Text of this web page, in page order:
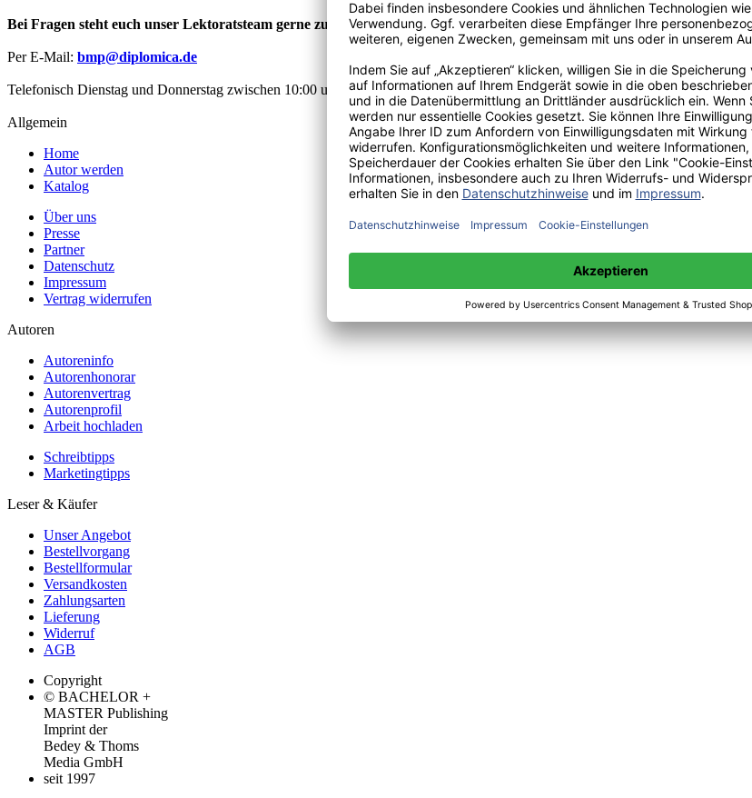
Bei Fragen steht euch unser Lektoratsteam gerne zur Verfügung:
Per E-Mail: bmp@diplomica.de
Telefonisch Dienstag und Donnerstag zwischen 10:00 und 12:00 Uhr sowie Mittwoch 14:00 bis 15:00 Uhr:+49(0)176-85996762
Allgemein
Home
Autor werden
Katalog
Über uns
Presse
Partner
Datenschutz
Impressum
Vertrag widerrufen
Autoren
Autoreninfo
Autorenhonorar
Autorenvertrag
Autorenprofil
Arbeit hochladen
Schreibtipps
Marketingtipps
Leser & Käufer
Unser Angebot
Bestellvorgang
Bestellformular
Versandkosten
Zahlungsarten
Lieferung
Widerruf
AGB
Copyright
© BACHELOR +
MASTER Publishing
Imprint der
Bedey & Thoms
Media GmbH
seit 1997